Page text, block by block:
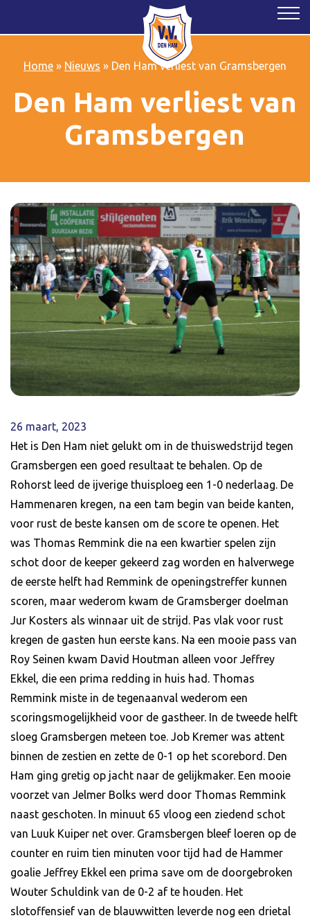
Home» Nieuws » Den Ham verliest van Gramsbergen
Den Ham verliest van
Gramsbergen
26 maart, 2023
Het is Den Ham niet gelukt om in de thuiswedstrijd tegen
Gramsbergen een goed resultaat te behalen. Op de
Rohorst leed de ijverige thuisploeg een 1-0 nederlaag. De
Hammenaren kregen, na een tam begin van beide kanten,
voor rust de beste kansen om de score te openen. Het
was Thomas Remmink die na een kwartier spelen zijn
schot door de keeper gekeerd zag worden en halverwege
de eerste helft had Remmink de openingstreffer kunnen
scoren, maar wederom kwam de Gramsberger doelman
Jur Kosters als winnaar uit de strijd. Pas vlak voor rust
kregen de gasten hun eerste kans. Na een mooie pass van
Roy Seinen kwam David Houtman alleen voor Jeffrey
Ekkel, die een prima redding in huis had. Thomas
Remmink miste in de tegenaanval wederom een
scoringsmogelijkheid voor de gastheer. In de tweede helft
sloeg Gramsbergen meteen toe. Job Kremer was attent
binnen de zestien en zette de 0-1 op het scorebord. Den
Ham ging gretig op jacht naar de gelijkmaker. Een mooie
voorzet van Jelmer Bolks werd door Thomas Remmink
naast geschoten. In minuut 65 vloog een ziedend schot
van Luuk Kuiper net over. Gramsbergen bleef loeren op de
counter en ruim tien minuten voor tijd had de Hammer
goalie Jeffrey Ekkel een prima save om de doorgebroken
Wouter Schuldink van de 0-2 af te houden. Het
slotoffensief van de blauwwitten leverde nog een drietal